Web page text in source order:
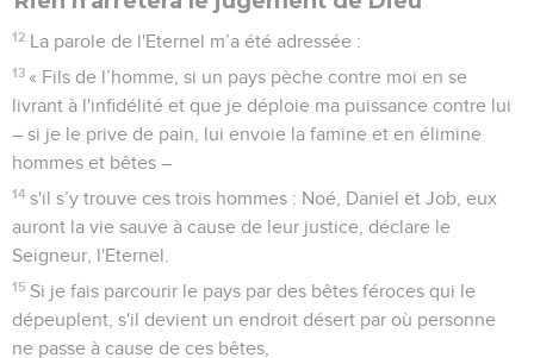
12 La parole de l'Eternel m’a été adressée :
13 « Fils de l’homme, si un pays pèche contre moi en se
livrant à l'infidélité et que je déploie ma puissance contre lui
– si je le prive de pain, lui envoie la famine et en élimine
hommes et bêtes –
14 s'il s’y trouve ces trois hommes : Noé, Daniel et Job, eux
auront la vie sauve à cause de leur justice, déclare le
Seigneur, l'Eternel.
15 Si je fais parcourir le pays par des bêtes féroces qui le
dépeuplent, s'il devient un endroit désert par où personne
ne passe à cause de ces bêtes,